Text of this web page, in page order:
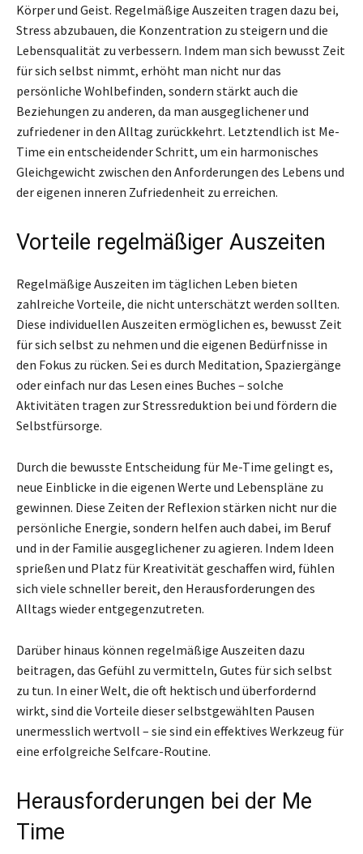
Körper und Geist. Regelmäßige Auszeiten tragen dazu bei,
Stress abzubauen, die Konzentration zu steigern und die
Lebensqualität zu verbessern. Indem man sich bewusst Zeit
für sich selbst nimmt, erhöht man nicht nur das
persönliche Wohlbefinden, sondern stärkt auch die
Beziehungen zu anderen, da man ausgeglichener und
zufriedener in den Alltag zurückkehrt. Letztendlich ist Me-
Time ein entscheidender Schritt, um ein harmonisches
Gleichgewicht zwischen den Anforderungen des Lebens und
der eigenen inneren Zufriedenheit zu erreichen.
Vorteile regelmäßiger Auszeiten
Regelmäßige Auszeiten im täglichen Leben bieten
zahlreiche Vorteile, die nicht unterschätzt werden sollten.
Diese individuellen Auszeiten ermöglichen es, bewusst Zeit
für sich selbst zu nehmen und die eigenen Bedürfnisse in
den Fokus zu rücken. Sei es durch Meditation, Spaziergänge
oder einfach nur das Lesen eines Buches – solche
Aktivitäten tragen zur Stressreduktion bei und fördern die
Selbstfürsorge.
Durch die bewusste Entscheidung für Me-Time gelingt es,
neue Einblicke in die eigenen Werte und Lebenspläne zu
gewinnen. Diese Zeiten der Reflexion stärken nicht nur die
persönliche Energie, sondern helfen auch dabei, im Beruf
und in der Familie ausgeglichener zu agieren. Indem Ideen
sprießen und Platz für Kreativität geschaffen wird, fühlen
sich viele schneller bereit, den Herausforderungen des
Alltags wieder entgegenzutreten.
Darüber hinaus können regelmäßige Auszeiten dazu
beitragen, das Gefühl zu vermitteln, Gutes für sich selbst
zu tun. In einer Welt, die oft hektisch und überfordernd
wirkt, sind die Vorteile dieser selbstgewählten Pausen
unermesslich wertvoll – sie sind ein effektives Werkzeug für
eine erfolgreiche Selfcare-Routine.
Herausforderungen bei der Me
Time